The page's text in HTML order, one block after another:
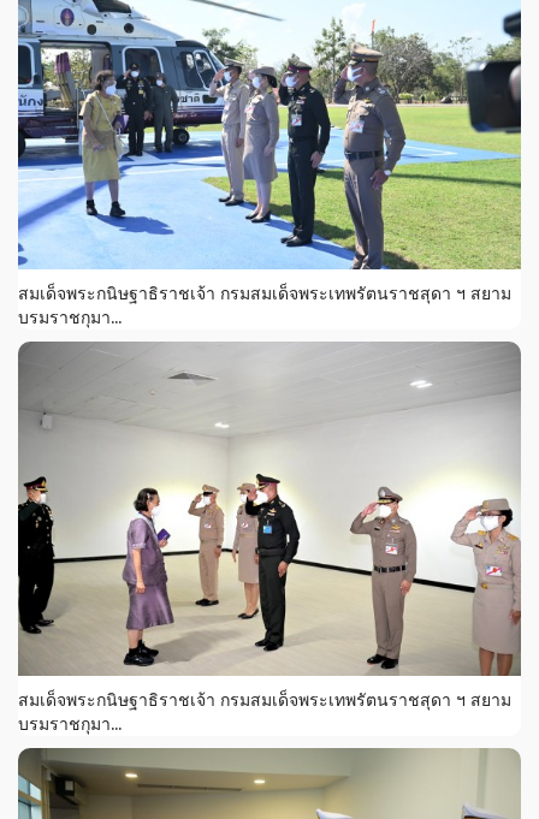
สมเด็จพระกนิษฐาธิราชเจ้า กรมสมเด็จพระเทพรัตนราชสุดา ฯ สยาม
บรมราชกุมา...
สมเด็จพระกนิษฐาธิราชเจ้า กรมสมเด็จพระเทพรัตนราชสุดา ฯ สยาม
บรมราชกุมา...